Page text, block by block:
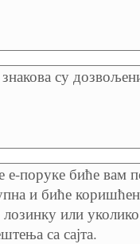
су
е-поруке биће вам
и биће
или
са сајта.